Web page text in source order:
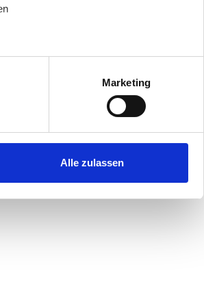
genau sein können
identifizieren
Sie Ihre Präferenzen imAbschnitt
soziale Medien anbieten zu können
zu Ihrer Verwendung unserer
Partner führen diese Informationen
Marketing
Alle zulassen